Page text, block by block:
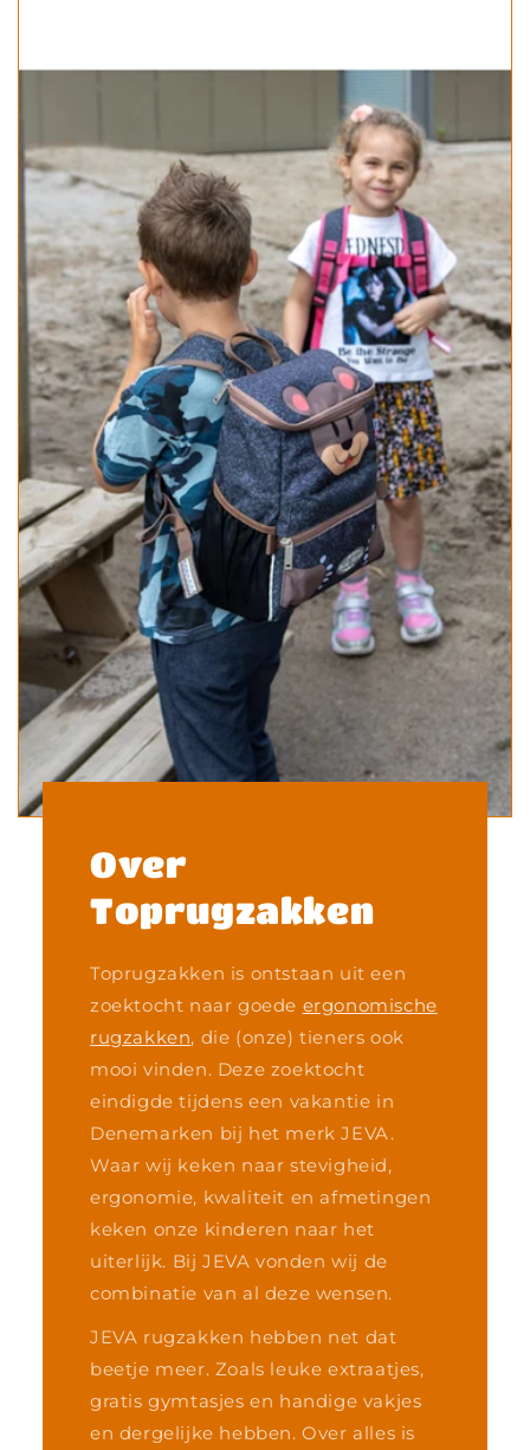
Over
Toprugzakken
Toprugzakken is ontstaan uit een
zoektocht naar goede ergonomische
rugzakken, die (onze) tieners ook
mooi vinden. Deze zoektocht
eindigde tijdens een vakantie in
Denemarken bij het merk JEVA.
Waar wij keken naar stevigheid,
ergonomie, kwaliteit en afmetingen
keken onze kinderen naar het
uiterlijk. Bij JEVA vonden wij de
combinatie van al deze wensen.
JEVA rugzakken hebben net dat
beetje meer. Zoals leuke extraatjes,
gratis gymtasjes en handige vakjes
en dergelijke hebben. Over alles is